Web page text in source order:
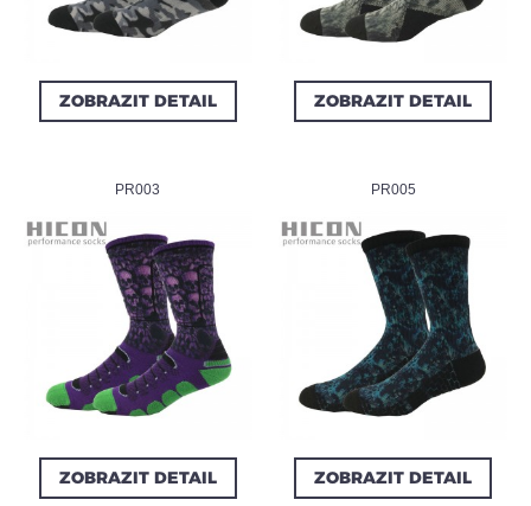
ZOBRAZIT DETAIL ZOBRAZIT DETAIL
PR003
ZOBRAZIT DETAIL
PR005
ZOBRAZIT DETAIL